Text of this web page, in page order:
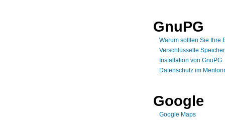
GnuPG
Warum sollten Sie Ihre
Verschlüsselte
Installation von GnuPG
Datenschutz im
Google
Google Maps